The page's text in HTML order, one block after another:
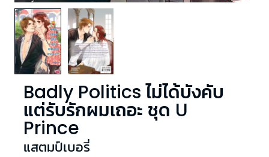
Badly Politics ไม่ได้บังคับ
แต่รับรักผมเถอะ ชุด U
Prince
แสตมป์เบอรี่